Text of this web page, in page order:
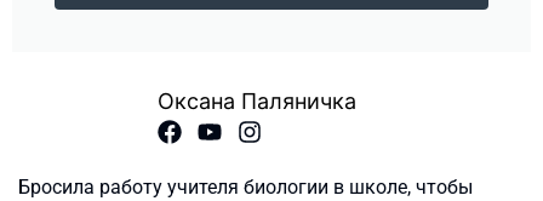
Оксана Паляничка
Бросила работу учителя биологии в школе, чтобы